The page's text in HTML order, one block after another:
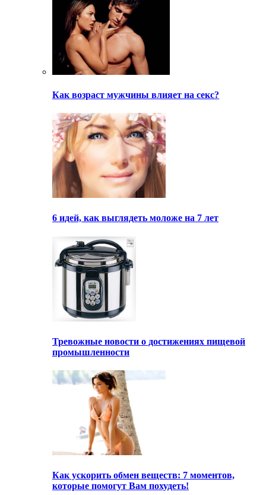
Как возраст мужчины влияет на секс?
6 идей, как выглядеть моложе на 7 лет
Тревожные новости о достижениях пищевой
промышленности
Как ускорить обмен веществ: 7 моментов,
которые помогут Вам похудеть!